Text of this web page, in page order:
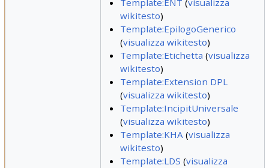
Template:ENT (visualizza
wikitesto)
Template:EpilogoGenerico
(visualizza wikitesto)
Template:Etichetta (visualizza
wikitesto)
Template:Extension DPL
(visualizza wikitesto)
Template:IncipitUniversale
(visualizza wikitesto)
Template:KHA(visualizza
wikitesto)
Template:LDS (visualizza